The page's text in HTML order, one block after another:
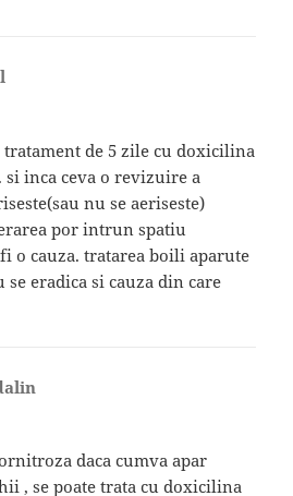
tratament de 5 zile cu doxicilina
inca ceva o revizuire a
nu se aeriseste)
por intrun spatiu
o cauza. tratarea boili aparute
eradica si cauza din care
daca cumva apar
, se poate trata cu doxicilina